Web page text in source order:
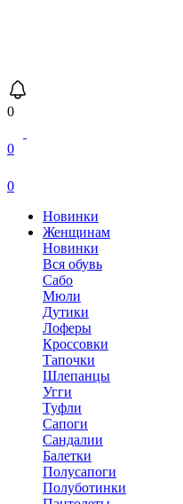
0
0
0
Новинки
Женщинам
Новинки
Вся обувь
Сабо
Мюли
Дутики
Лоферы
Кроссовки
Тапочки
Шлепанцы
Угги
Туфли
Сапоги
Сандалии
Балетки
Полусапоги
Полуботинки